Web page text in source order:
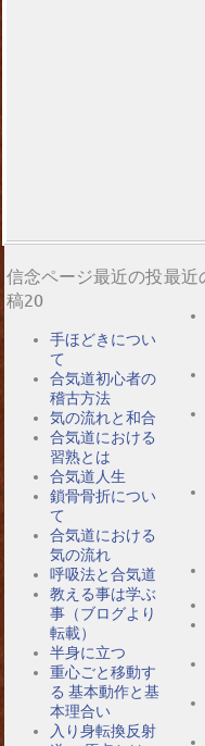
信念ページ最近の投
稿20
手ほどきについ
て
合気道初心者の
稽古方法
気の流れと和合
合気道における
習熟とは
合気道人生
鎖骨骨折につい
て
合気道における
気の流れ
呼吸法と合気道
教える事は学ぶ
事（ブログより
転載）
半身に立つ
重心ごと移動す
る 基本動作と基
本理合い
入り身転換反射
最近